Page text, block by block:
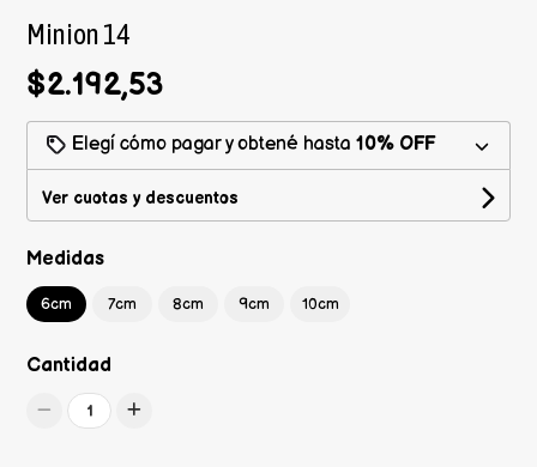
Minion 14
$2.192,53
Elegí cómo pagar y obtené hasta10% OFF
Ver cuotas y descuentos
Medidas
6cm 7cm 8cm 9cm 10cm
Cantidad
1